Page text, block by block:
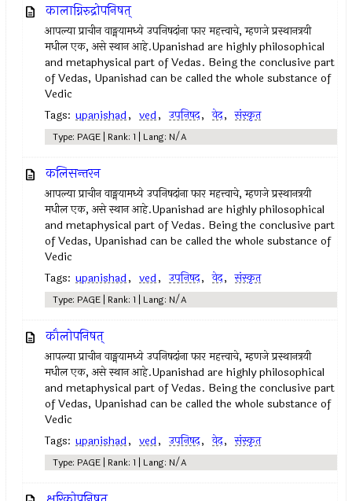
कालाग्निरुद्रोपनिषत्
आपल्या प्राचीन वाङ्मयामध्ये उपनिषदांना फार महत्त्वाचे, म्हणजे प्रस्थानत्रयी
मधील एक, असे स्थान आहे.Upanishad are highly philosophical
and metaphysical part of Vedas. Being the conclusive part
of Vedas, Upanishad can be called the whole substance of
Vedic
Tags: upanishad, ved, उपनिषद‌, वेद, संस्कृत
Type: PAGE | Rank: 1 | Lang: N/A
कलिसन्तरन
आपल्या प्राचीन वाङ्मयामध्ये उपनिषदांना फार महत्त्वाचे, म्हणजे प्रस्थानत्रयी
मधील एक, असे स्थान आहे.Upanishad are highly philosophical
and metaphysical part of Vedas. Being the conclusive part
of Vedas, Upanishad can be called the whole substance of
Vedic
Tags: upanishad, ved, उपनिषद‌, वेद, संस्कृत
Type: PAGE | Rank: 1 | Lang: N/A
कौलोपनिषत्
आपल्या प्राचीन वाङ्मयामध्ये उपनिषदांना फार महत्त्वाचे, म्हणजे प्रस्थानत्रयी
मधील एक, असे स्थान आहे.Upanishad are highly philosophical
and metaphysical part of Vedas. Being the conclusive part
of Vedas, Upanishad can be called the whole substance of
Vedic
Tags: upanishad, ved, उपनिषद‌, वेद, संस्कृत
Type: PAGE | Rank: 1 | Lang: N/A